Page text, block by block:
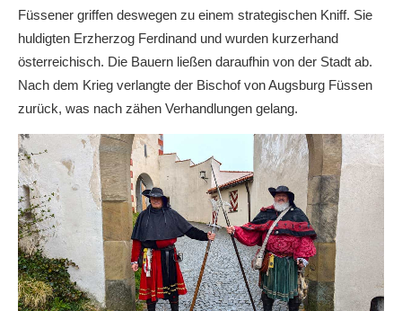
Füssener griffen deswegen zu einem strategischen Kniff. Sie
huldigten Erzherzog Ferdinand und wurden kurzerhand
österreichisch. Die Bauern ließen daraufhin von der Stadt ab.
Nach dem Krieg verlangte der Bischof von Augsburg Füssen
zurück, was nach zähen Verhandlungen gelang.